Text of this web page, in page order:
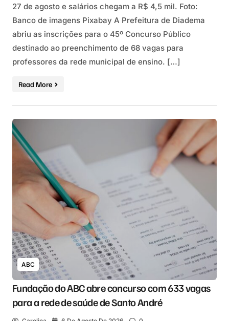
27 de agosto e salários chegam a R$ 4,5 mil. Foto:
Banco de imagens Pixabay A Prefeitura de Diadema
abriu as inscrições para o 45º Concurso Público
destinado ao preenchimento de 68 vagas para
professores da rede municipal de ensino. […]
Read More
ABC
Fundação do ABC abre concurso com 633 vagas
para a rede de saúde de Santo André